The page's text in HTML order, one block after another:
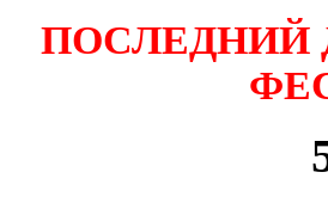
ПОСЛЕДНИЙ